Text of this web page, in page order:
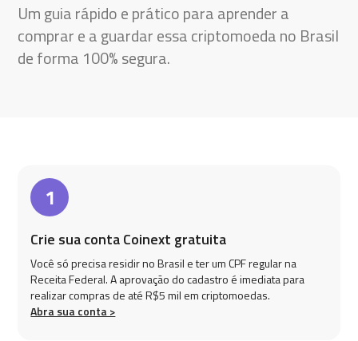
Um guia rápido e prático para aprender a
comprar e a guardar essa criptomoeda no Brasil
de forma 100% segura.
1
Crie sua conta Coinext gratuita
Você só precisa residir no Brasil e ter um CPF regular na
Receita Federal. A aprovação do cadastro é imediata para
realizar compras de até R$5 mil em criptomoedas.
Abra sua conta >